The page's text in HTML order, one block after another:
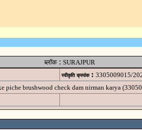
ब्लॉक: SURAJPUR
स्वीकृति क्रमांक : 3305009015/
piche brushwood check dam nirman karya